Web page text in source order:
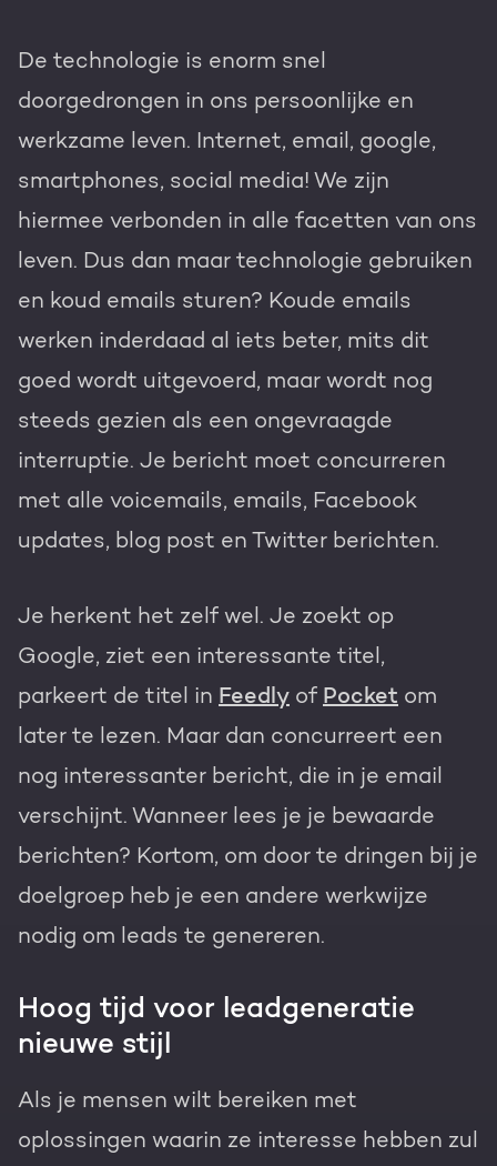
De technologie is enorm snel
doorgedrongen in ons persoonlijke en
werkzame leven. Internet, email, google,
smartphones, social media! We zijn
hiermee verbonden in alle facetten van ons
leven. Dus dan maar technologie gebruiken
en koud emails sturen? Koude emails
werken inderdaad al iets beter, mits dit
goed wordt uitgevoerd, maar wordt nog
steeds gezien als een ongevraagde
interruptie. Je bericht moet concurreren
met alle voicemails, emails, Facebook
updates, blog post en Twitter berichten.
Je herkent het zelf wel. Je zoekt op
Google, ziet een interessante titel,
parkeert de titel in Feedly of Pocket om
later te lezen. Maar dan concurreert een
nog interessanter bericht, die in je email
verschijnt. Wanneer lees je je bewaarde
berichten? Kortom, om door te dringen bij je
doelgroep heb je een andere werkwijze
nodig om leads te genereren.
Hoog tijd voor leadgeneratie
nieuwe stijl
Als je mensen wilt bereiken met
oplossingen waarin ze interesse hebben zul